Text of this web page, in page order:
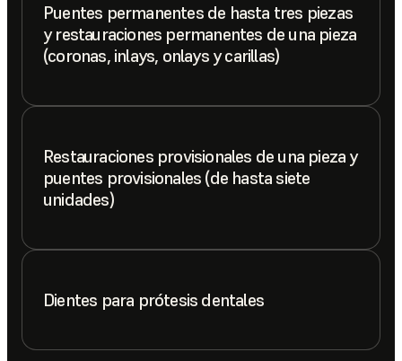
Puentes permanentes de hasta tres piezas
y restauraciones permanentes de una pieza
(coronas, inlays, onlays y carillas)
Restauraciones provisionales de una pieza y
puentes provisionales (de hasta siete
unidades)
Dientes para prótesis dentales